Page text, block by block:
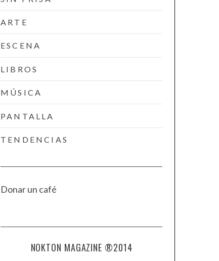
ARTE
ESCENA
LIBROS
MÚSICA
PANTALLA
TENDENCIAS
Donar un café
NOKTON MAGAZINE ®2014